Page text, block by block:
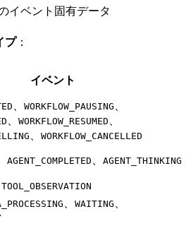
イベント固有データ
プ：
イベント
WORKFLOW_PAUSING
WORKFLOW_RESUMED
WORKFLOW_CANCELLED
AGENT_COMPLETED AGENT_THINKING
TOOL_OBSERVATION
WAITING